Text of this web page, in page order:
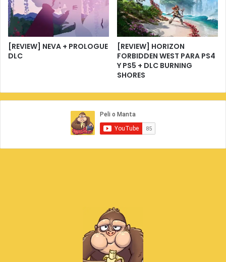
[REVIEW] NEVA + PROLOGUE
DLC
[REVIEW] HORIZON
FORBIDDEN WEST PARA PS4
Y PS5 + DLC BURNING
SHORES